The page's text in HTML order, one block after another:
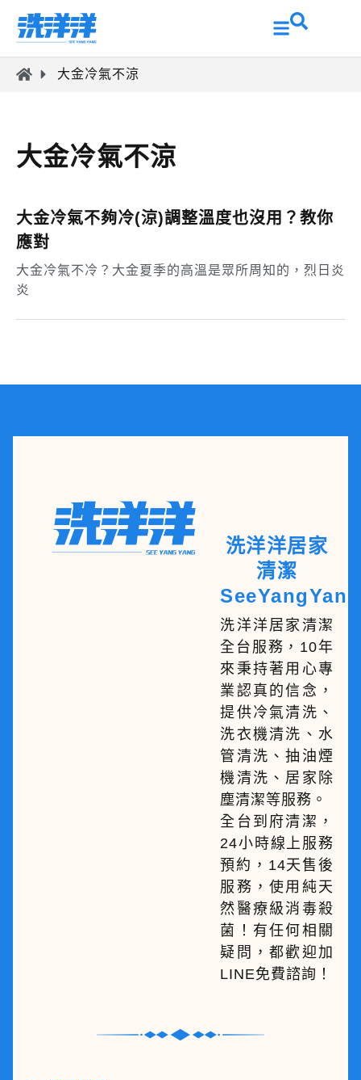
大金冷氣不涼
大金冷氣不涼
大金冷氣不夠冷(涼)調整溫度也沒用？教你
應對
大金冷氣不冷？大金夏季的高溫是眾所周知的，烈日炎
炎
洗洋洋居家
清潔
SeeYangYang
洗洋洋居家清潔
全台服務，10年
來秉持著用心專
業認真的信念，
提供冷氣清洗、
洗衣機清洗、水
管清洗、抽油煙
機清洗、居家除
塵清潔等服務。
全台到府清潔，
24小時線上服務
預約，14天售後
服務，使用純天
然醫療級消毒殺
菌！有任何相關
疑問，都歡迎加
LINE免費諮詢！